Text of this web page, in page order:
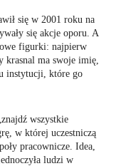
się w 2001 roku na
się akcje oporu. A
figurki: najpierw
krasnal ma swoje imię,
instytucji, które go
wszystkie
w której uczestniczą
pracownicze. Idea,
ludzi w